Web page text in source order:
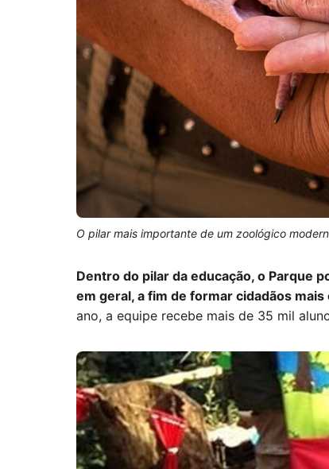
O pilar mais importante de um zoológico
Dentro do pilar da educação, o Parque
em geral, a fim de formar cidadãos
ano, a equipe recebe mais de 35 mil